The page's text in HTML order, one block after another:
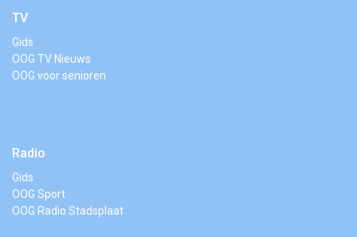
TV
Gids
OOG TV Nieuws
OOG voor senioren
Radio
Gids
OOG Sport
OOG Radio Stadsplaat